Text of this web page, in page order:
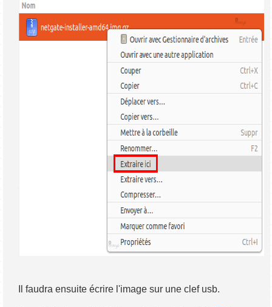
Il faudra ensuite écrire l'image sur une clef usb.